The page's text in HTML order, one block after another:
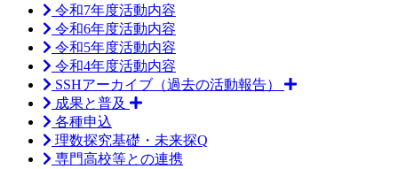
令和7年度活動内容
令和6年度活動内容
令和5年度活動内容
令和4年度活動内容
SSHアーカイブ（過去の活動報告）
成果と普及
各種申込
理数探究基礎・未来探Q
専門高校等との連携